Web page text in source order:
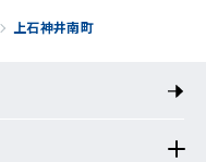
上石神井南町